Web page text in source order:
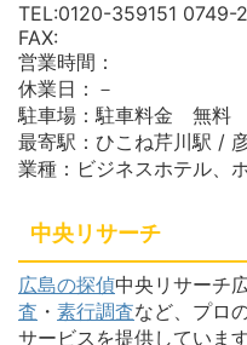
TEL:0120-359151 0749-
FAX:
営業時間：
休業日：－
駐車場：駐車料金 無料
最寄駅：ひこね芹川駅 /
業種：ビジネスホテル、
中央リサーチ
広島の探偵中央リサーチ
査 ・ 素行調査など、プロ
サービスを提供していま